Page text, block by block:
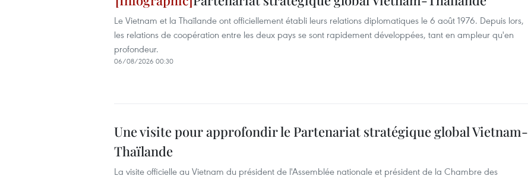
Le Vietnam et la Thaïlande ont officiellement établi leurs relations diplomatiques le 6 août 1976. Depuis lors,
les relations de coopération entre les deux pays se sont rapidement développées, tant en ampleur qu'en
profondeur.
06/08/2026 00:30
Une visite pour approfondir le Partenariat stratégique global Vietnam-
Thaïlande
La visite officielle au Vietnam du président de l'Assemblée nationale et président de la Chambre des